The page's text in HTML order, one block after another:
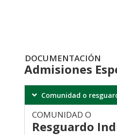
DOCUMENTACIÓN
Admisiones
Comunidad o
COMUNIDAD O
Resguardo